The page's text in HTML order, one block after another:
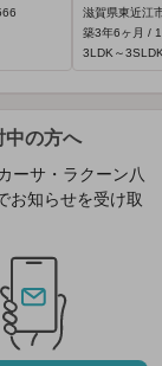
滋賀県東近江
築3年6ヶ月 /
3LDK～
中の方へ
ーサ・ラクーン八
お知らせを受け取